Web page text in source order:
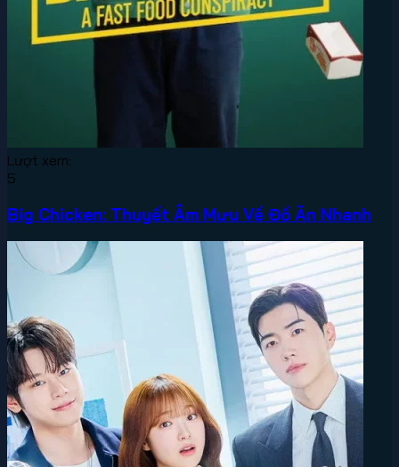
Lượt xem:
5
Big Chicken: Thuyết Âm Mưu Về Đồ Ăn Nhanh